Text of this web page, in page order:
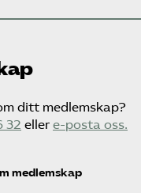
ditt medlemskap?
32 eller e-posta oss.
medlemskap